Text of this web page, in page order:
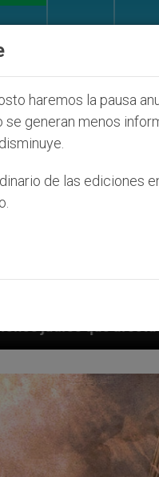
(y no sólo)
haremos la pausa
se generan menos
de las ediciones